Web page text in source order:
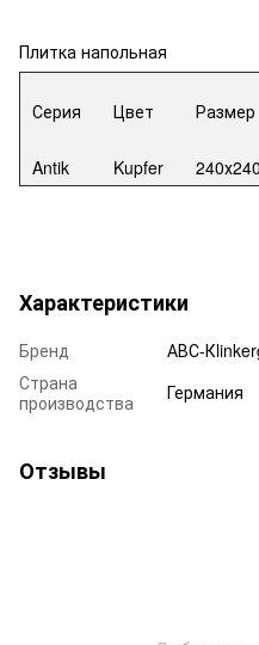
Плитка напольная
Серия Цвет Размер
Antik
Kupfer
Характеристики
Бренд
АВС-
Страна
производства
Германия
Отзывы